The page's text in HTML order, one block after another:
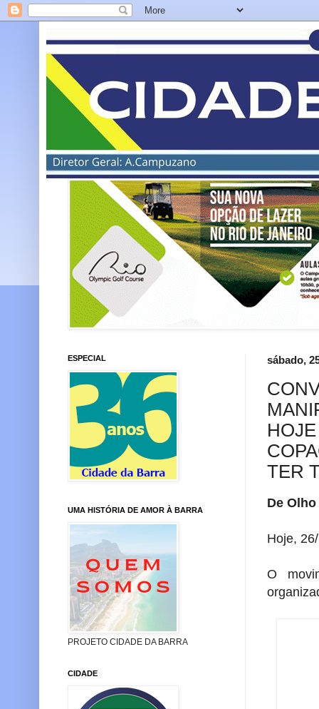
sábado,
TER
De
Hoje,
O
ESPECIAL
UMA HISTÓRIA DE AMOR À BARRA
PROJETO CIDADE DA BARRA
CIDADE